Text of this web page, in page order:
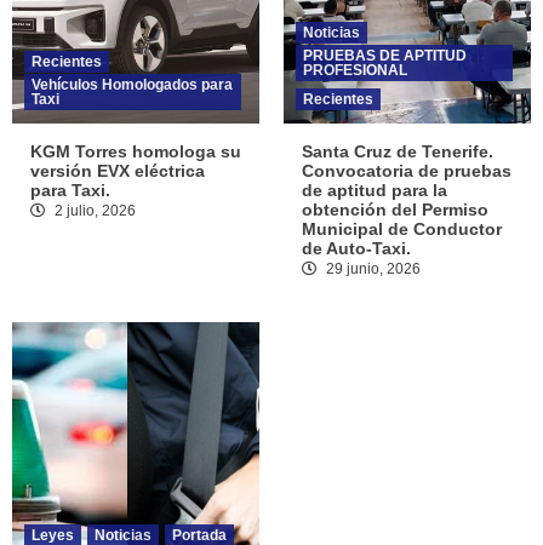
Recientes
Vehículos Homologados para
Taxi
KGM Torres homologa su
versión EVX eléctrica
para Taxi.
2 julio, 2026
Noticias
PRUEBAS DE APTITUD
PROFESIONAL
Recientes
Santa Cruz de Tenerife.
Convocatoria de pruebas
de aptitud para la
obtención del Permiso
Municipal de Conductor
de Auto-Taxi.
29 junio, 2026
Leyes Noticias
Portada